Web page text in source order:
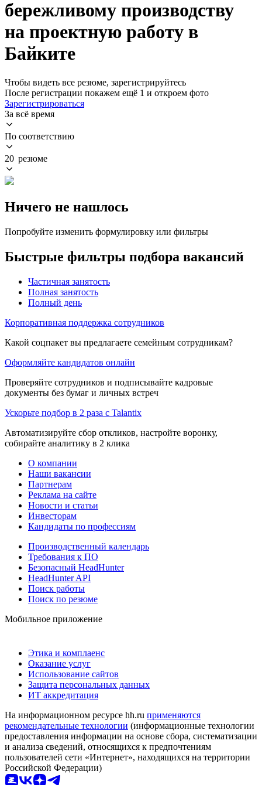
бережливому производству
на проектную работу в
Байките
Чтобы видеть все резюме, зарегистрируйтесь
После регистрации покажем ещё 1 и откроем фото
Зарегистрироваться
За всё время
По соответствию
20 резюме
Ничего не нашлось
Попробуйте изменить формулировку или фильтры
Быстрые фильтры подбора вакансий
Частичная занятость
Полная занятость
Полный день
Корпоративная поддержка сотрудников
Какой соцпакет вы предлагаете семейным сотрудникам?
Оформляйте кандидатов онлайн
Проверяйте сотрудников и подписывайте кадровые
документы без бумаг и личных встреч
Ускорьте подбор в 2 раза с Talantix
Автоматизируйте сбор откликов, настройте воронку,
собирайте аналитику в 2 клика
О компании
Наши вакансии
Партнерам
Реклама на сайте
Новости и статьи
Инвесторам
Кандидаты по профессиям
Производственный календарь
Требования к ПО
Безопасный HeadHunter
HeadHunter API
Поиск работы
Поиск по резюме
Мобильное приложение
Этика и комплаенс
Оказание услуг
Использование сайтов
Защита персональных данных
ИТ аккредитация
На информационном ресурсе hh.ru применяются
рекомендательные технологии (информационные технологии
предоставления информации на основе сбора, систематизации
и анализа сведений, относящихся к предпочтениям
пользователей сети «Интернет», находящихся на территории
Российской Федерации)